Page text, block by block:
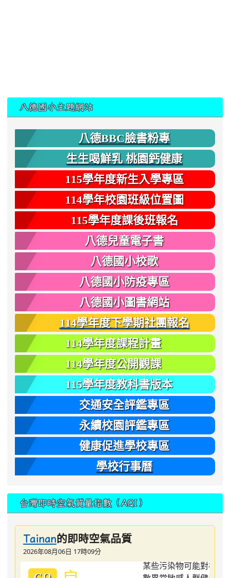
八德國小主題網站
八德BBC臉書粉專
生生喝鮮乳 桃園鈣健康
115學年度新生入學專區
114學年校園班級位置圖
115學年度課後班報名
八德兒童電子書
八德國小校歌
八德國小防疫專區
八德國小圖書網站
114學年度下學期社團報名
114學年度課程計畫
114學年度公開觀課
115學年度教科書版本
交通安全評鑑專區
永續校園評鑑專區
健康促進學校專區
學校行事曆
台灣即時空氣質量指數（AQI）
Tainan的即時空氣品質
2026年08月06日 17時09分